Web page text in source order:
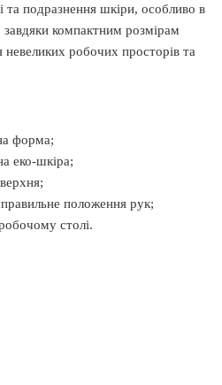
та подразнення шкіри, особливо в
компактним розмірам
невеликих робочих просторів та
форма;
еко-шкіра;
положення рук;
столі.